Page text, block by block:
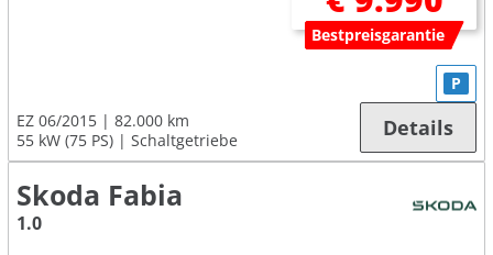
Bestpreisgarantie
EZ 06/2015
82.000 km
55 kW (75 PS)
Schaltgetriebe
P
Details
Skoda Fabia
1.0